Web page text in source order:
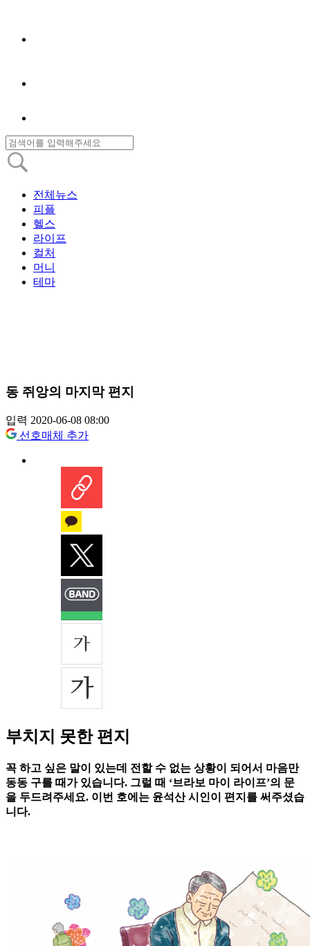
전체뉴스
피플
헬스
라이프
컬처
머니
테마
동 쥐앙의 마지막 편지
입력 2020-06-08 08:00
선호매체 추가
부치지 못한 편지
꼭 하고 싶은 말이 있는데 전할 수 없는 상황이 되어서 마음만
동동 구를 때가 있습니다. 그럴 때 ‘브라보 마이 라이프’의 문
을 두드려주세요. 이번 호에는 윤석산 시인이 편지를 써주셨습
니다.